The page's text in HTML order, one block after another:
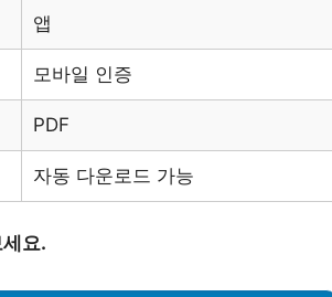
앱
모바일 인증
PDF
자동 다운로드 가능
요.